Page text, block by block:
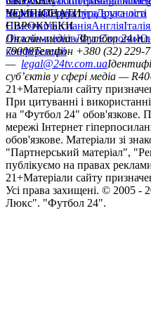
політикаСтруктура власності
УкраїнаПерша лігаДруга ліга
ЧЕМПІОНАТИ
НімеччинаІспаніяАнгліяІталія
ЄВРОКУБКИ
Ліга чемпіонівЛіга Європи
конференцій
Онлайн-медіа «Футбол 24»
79008Телефон +380 (32) 229-
— legal@24tv.com.ua
суб’єктів у сфері медіа —
21+Матеріали сайту
При цитуванні і
на "Футбол 24" обов'язкове.
мережі Інтернет
обов'язкове. Матеріали зі
"Партнерський матеріал",
публікуємо на правах
21+Матеріали сайту
Усi права захищенi. © 2005 -
Люкс". "Футбол 24".